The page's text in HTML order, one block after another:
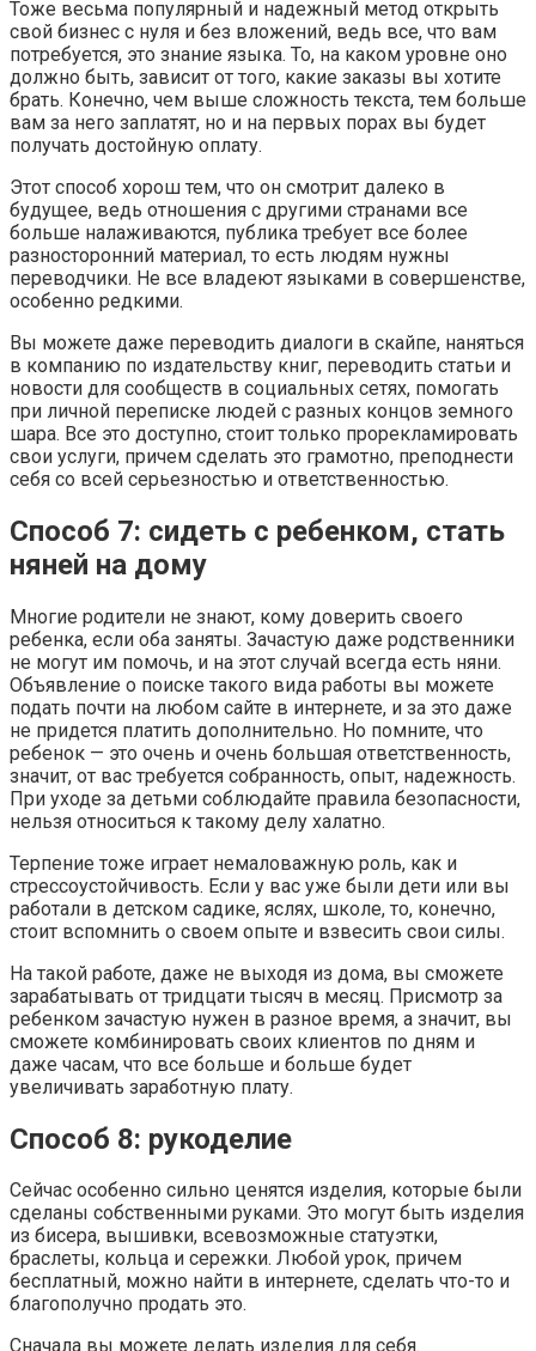
Тоже весьма популярный и надежный метод открыть
свой бизнес с нуля и без вложений, ведь все, что вам
потребуется, это знание языка. То, на каком уровне оно
должно быть, зависит от того, какие заказы вы хотите
брать. Конечно, чем выше сложность текста, тем больше
вам за него заплатят, но и на первых порах вы будет
получать достойную оплату.
Этот способ хорош тем, что он смотрит далеко в
будущее, ведь отношения с другими странами все
больше налаживаются, публика требует все более
разносторонний материал, то есть людям нужны
переводчики. Не все владеют языками в совершенстве,
особенно редкими.
Вы можете даже переводить диалоги в скайпе, наняться
в компанию по издательству книг, переводить статьи и
новости для сообществ в социальных сетях, помогать
при личной переписке людей с разных концов земного
шара. Все это доступно, стоит только прорекламировать
свои услуги, причем сделать это грамотно, преподнести
себя со всей серьезностью и ответственностью.
Способ 7: сидеть с ребенком, стать
няней на дому
Многие родители не знают, кому доверить своего
ребенка, если оба заняты. Зачастую даже родственники
не могут им помочь, и на этот случай всегда есть няни.
Объявление о поиске такого вида работы вы можете
подать почти на любом сайте в интернете, и за это даже
не придется платить дополнительно. Но помните, что
ребенок — это очень и очень большая ответственность,
значит, от вас требуется собранность, опыт, надежность.
При уходе за детьми соблюдайте правила безопасности,
нельзя относиться к такому делу халатно.
Терпение тоже играет немаловажную роль, как и
стрессоустойчивость. Если у вас уже были дети или вы
работали в детском садике, яслях, школе, то, конечно,
стоит вспомнить о своем опыте и взвесить свои силы.
На такой работе, даже не выходя из дома, вы сможете
зарабатывать от тридцати тысяч в месяц. Присмотр за
ребенком зачастую нужен в разное время, а значит, вы
сможете комбинировать своих клиентов по дням и
даже часам, что все больше и больше будет
увеличивать заработную плату.
Способ 8: рукоделие
Сейчас особенно сильно ценятся изделия, которые были
сделаны собственными руками. Это могут быть изделия
из бисера, вышивки, всевозможные статуэтки,
браслеты, кольца и сережки. Любой урок, причем
бесплатный, можно найти в интернете, сделать что-то и
благополучно продать это.
Сначала вы можете делать изделия для себя.